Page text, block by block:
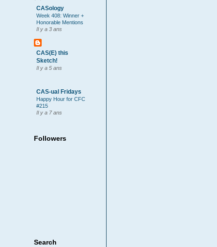
CASology
Week 408: Winner +
Honorable Mentions
Il y a 3 ans
CAS(E) this
Sketch!
Il y a 5 ans
CAS-ual Fridays
Happy Hour for CFC
#215
Il y a 7 ans
Followers
Search